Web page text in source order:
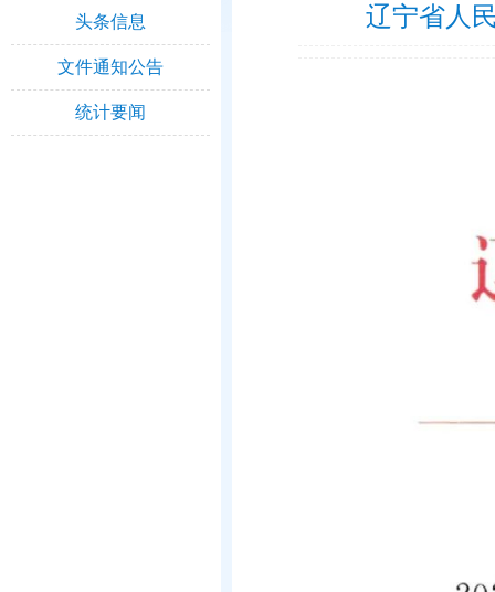
头条信息
文件通知公告
统计要闻
辽宁省人